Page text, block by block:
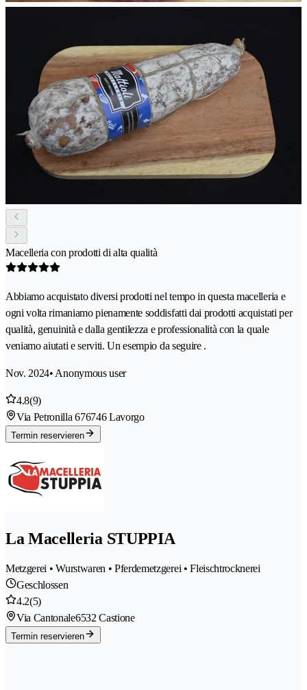
Macelleria con prodotti di alta qualità
Abbiamo acquistato diversi prodotti nel tempo in questa macelleria e
ogni volta rimaniamo pienamente soddisfatti dai prodotti acquistati per
qualità, genuinità e dalla gentilezza e professionalità con la quale
veniamo aiutati e serviti. Un esempio da seguire .
Nov. 2024• Anonymous user
4.8(9)
Via Petronilla 676746 Lavorgo
Termin reservieren
La Macelleria STUPPIA
Metzgerei • Wurstwaren • Pferdemetzgerei • Fleischtrocknerei
Geschlossen
4.2(5)
Via Cantonale6532 Castione
Termin reservieren